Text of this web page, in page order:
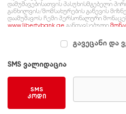
დამუშავებისათვის პასუხისმგებელი
განხილვის/მომსახურების გაწევის
დაამუშავოს ჩემი პერსონალური
www.libertybank.ge განთავსებული
გავეცანი და
SMS ვალიდაცია
SMS
კოდი